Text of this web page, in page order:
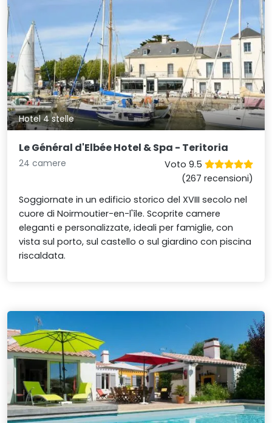
Hotel 4 stelle
Le Général d'Elbée Hotel & Spa - Teritoria
24 camere
Voto 9.5
(267 recensioni)
Soggiornate in un edificio storico del XVIII secolo nel
cuore di Noirmoutier-en-l'île. Scoprite camere
eleganti e personalizzate, ideali per famiglie, con
vista sul porto, sul castello o sul giardino con piscina
riscaldata.